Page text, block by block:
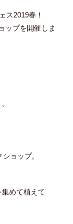
ス2019春！
ップを開催しま
ョップ。
めて植えて